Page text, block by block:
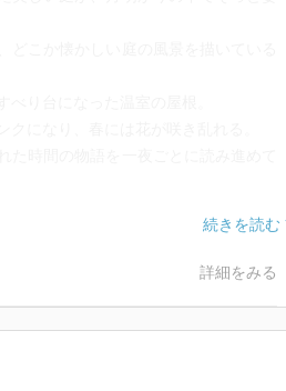
二人の時間は不思議なずれ方をしてい
は確かな友情を育んでいく。
始まりを告げる合図なのかもしれな
詳細をみる